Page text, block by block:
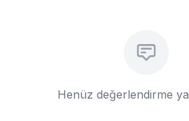
Henüz değerlendirme